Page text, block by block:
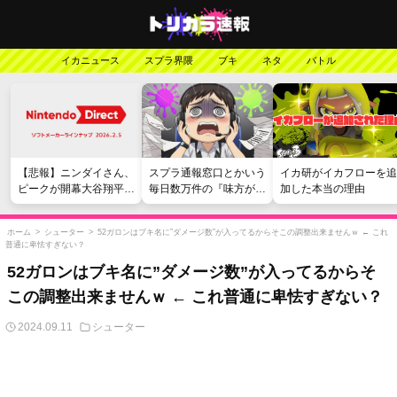
イカニュース スプラ界隈 ブキ ネタ バトル
【悲報】ニンダイさん、
ピークが開幕大谷翔平の
がっかりダイレクトだっ
たと言われてしまう
スプラ通報窓口とかいう
毎日数万件の『味方が弱
い』愚痴を読まされる苦
行
イカ研がイカフローを追
加した本当の理由
ホーム > シューター > 52ガロンはブキ名に”ダメージ数”が入ってるからそこの調整出来ませんｗ ← これ
普通に卑怯すぎない？
52ガロンはブキ名に”ダメージ数”が入ってるからそ
この調整出来ませんｗ ← これ普通に卑怯すぎない？
2024.09.11 シューター